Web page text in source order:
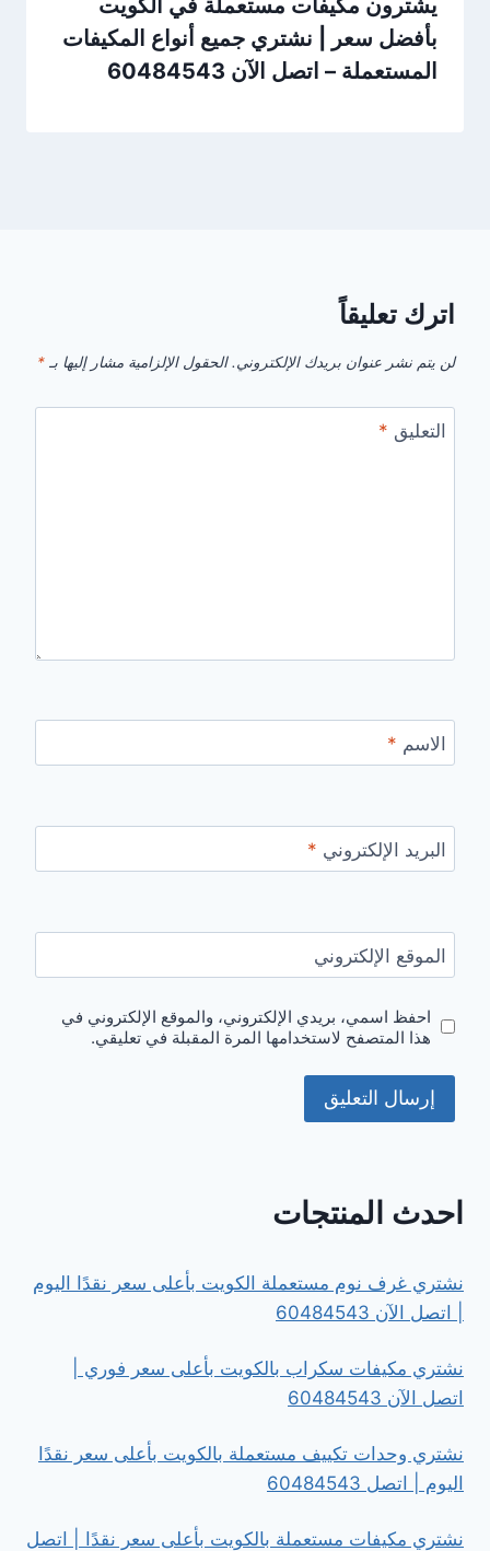
بأفضل سعر | نشتري جميع أنواع المكيفات
المستعملة – اتصل الآن 60484543
اترك تعليقاً
لن يتم نشر عنوان بريدك الإلكتروني. الحقول الإلزامية مشار إليها بـ *
التعليق *
الاسم *
البريد الإلكتروني *
الموقع الإلكتروني
احفظ اسمي، بريدي الإلكتروني، والموقع الإلكتروني في
هذا المتصفح لاستخدامها المرة المقبلة في تعليقي.
احدث المنتجات
نشتري غرف نوم مستعملة الكويت بأعلى سعر نقدًا اليوم
| اتصل الآن 60484543
نشتري مكيفات سكراب بالكويت بأعلى سعر فوري |
اتصل الآن 60484543
نشتري وحدات تكييف مستعملة بالكويت بأعلى سعر نقدًا
اليوم | اتصل 60484543
نشتري مكيفات مستعملة بالكويت بأعلى سعر نقدًا | اتصل